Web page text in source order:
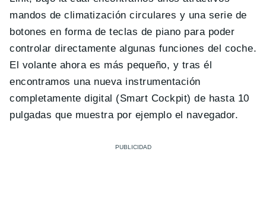
mandos de climatización circulares y una serie de
botones en forma de teclas de piano para poder
controlar directamente algunas funciones del coche.
El volante ahora es más pequeño, y tras él
encontramos una nueva instrumentación
completamente digital (Smart Cockpit) de hasta 10
pulgadas que muestra por ejemplo el navegador.